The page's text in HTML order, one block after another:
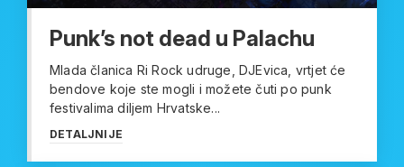
Punk’s not dead u Palachu
Mlada članica Ri Rock udruge, DJEvica, vrtjet će
bendove koje ste mogli i možete čuti po punk
festivalima diljem Hrvatske...
DETALJNIJE